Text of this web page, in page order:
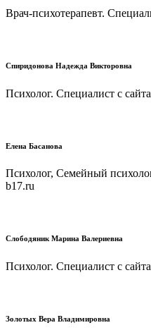
Врач-психотерапевт.
Спиридонова Надежда Викторовна
Психолог. Специалист с
Елена Басанова
Психолог, Семейный
b17.ru
Слободяник Марина Валериевна
Психолог. Специалист с
Золотых Вера Владимировна